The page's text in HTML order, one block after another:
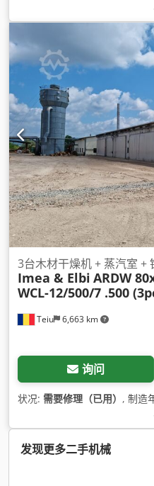
Teiu 6,663 km
3台木材干燥机 + 蒸汽室 +
Imea & Elbi ARDW
WCL-12/500/7 .500
询问
状况: 需要修理（已用） , 制造
发现更多二手机械